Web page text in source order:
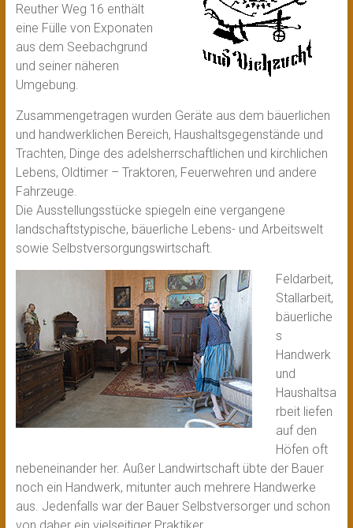
Reuther Weg 16 enthält
eine Fülle von Exponaten
aus dem Seebachgrund
und seiner näheren
Umgebung.
Zusammengetragen wurden Geräte aus dem bäuerlichen
und handwerklichen Bereich, Haushalts­gegenstände und
Trachten, Dinge des adels­herrschaft­lichen und kirchlichen
Lebens, Oldtimer – Traktoren, Feuerwehren und andere
Fahrzeuge.
Die Ausstellungsstücke spiegeln eine vergangene
landschaftstypische, bäuer­liche Lebens- und Arbeitswelt
sowie Selbstver­sorgungswirtschaft.
Feldarbeit,
Stallarbeit,
bäuerliche
s
Handwerk
und
Haushaltsa
rbeit liefen
auf den
Höfen oft
neben­einander her. Außer Landwirtschaft übte der Bauer
noch ein Handwerk, mitunter auch mehrere Hand­werke
aus. Jedenfalls war der Bauer Selbst­versorger und schon